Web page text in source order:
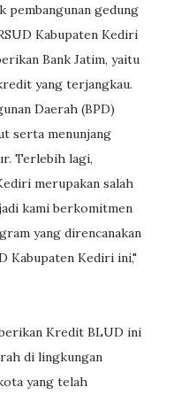
pembangunan gedung
Kabupaten Kediri
Bank Jatim, yaitu
yang terjangkau.
Daerah (BPD)
serta menunjang
Terlebih lagi,
merupakan salah
kami berkomitmen
yang direncanakan
Kabupaten Kediri ini,"
Kredit BLUD ini
di lingkungan
yang telah